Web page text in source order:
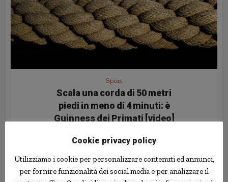
Sport
Scala una corda di 50 metri
piedi in meno di 4 minuti: è
Guinness dei Primati [video]
Cookie privacy policy
Utilizziamo i cookie per personalizzare contenuti ed annunci,
per fornire funzionalità dei social media e per analizzare il